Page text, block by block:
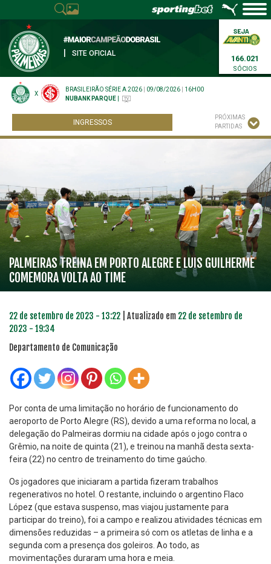
SITE OFICIAL
166.021
SÓCIOS
X
BRASILEIRÃO SÉRIE A 2026 09/08/2026
16H00
NUBANK PARQUE
INGRESSOS
PRÓXIMAS
PARTIDAS
PALMEIRAS TREINA EM PORTO ALEGRE E LUIS GUILHERME
COMEMORA VOLTA AO TIME
22 de setembro de 2023 - 13:22 | Atualizado em 22 de setembro de
2023 - 19:34
Departamento de Comunicação
Por conta de uma limitação no horário de funcionamento do
aeroporto de Porto Alegre (RS), devido a uma reforma no local, a
delegação do Palmeiras dormiu na cidade após o jogo contra o
Grêmio, na noite de quinta (21), e treinou na manhã desta sexta-
feira (22) no centro de treinamento do time gaúcho.
Os jogadores que iniciaram a partida fizeram trabalhos
regenerativos no hotel. O restante, incluindo o argentino Flaco
López (que estava suspenso, mas viajou justamente para
participar do treino), foi a campo e realizou atividades técnicas em
dimensões reduzidas – a primeira só com os atletas de linha e a
segunda com a presença dos goleiros. Ao todo, as
movimentações duraram uma hora e meia.